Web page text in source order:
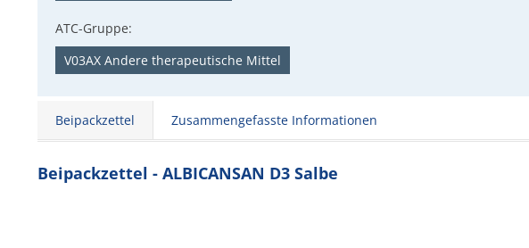
ATC-Gruppe:
V03AX Andere therapeutische Mittel
Beipackzettel Zusammengefasste Informationen
Beipackzettel - ALBICANSAN D3 Salbe